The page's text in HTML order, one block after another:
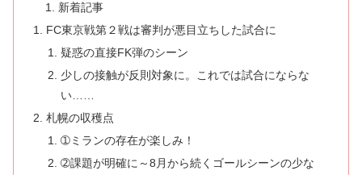
新着記事
FC東京戦第２戦は審判が悪目立ちした試合に
疑惑の直接FK弾のシーン
少しの接触が反則対象に。これでは試合にならな
い……
札幌の収穫点
➀ミランの存在が楽しみ！
➁課題が明確に～8月から続くゴールシーンの少な